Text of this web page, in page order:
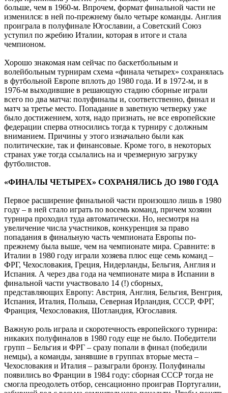
больше, чем в 1960-м. Впрочем, формат финальной части не
изменился: в ней по-прежнему было четыре команды. Англия
проиграла в полуфинале Югославии, а Советский Союз
уступил по жребию Италии, которая в итоге и стала
чемпионом.
Хорошо знакомая нам сейчас по баскетбольным и
волейбольным турнирам схема «финала четырех» сохранялась
в футбольной Европе вплоть до 1980 года. И в 1972-м, и в
1976-м выходившие в решающую стадию сборные играли
всего по два матча: полуфиналы и, соответственно, финал и
матч за третье место. Попадание в заветную четверку уже
было достижением, хотя, надо признать, не все европейские
федерации сперва относились тогда к турниру с должным
вниманием. Причины у этого изначально были как
политические, так и финансовые. Кроме того, в некоторых
странах уже тогда ссылались на и чрезмерную загрузку
футболистов.
«ФИНАЛЫ ЧЕТЫРЕХ» СОХРАНЯЛИСЬ ДО 1980 ГОДА
Первое расширение финальной части произошло лишь в 1980
году – в ней стало играть по восемь команд, причем хозяин
турнира проходил туда автоматически. Но, несмотря на
увеличение числа участников, конкуренция за право
попадания в финальную часть чемпионата Европы по-
прежнему была выше, чем на чемпионате мира. Сравните: в
Италии в 1980 году играли хозяева плюс еще семь команд –
ФРГ, Чехословакия, Греция, Нидерланды, Бельгия, Англия и
Испания. А через два года на чемпионате мира в Испании в
финальной части участвовало 14 (!) сборных,
представляющих Европу: Австрия, Англия, Бельгия, Венгрия,
Испания, Италия, Польша, Северная Ирландия, СССР, ФРГ,
Франция, Чехословакия, Шотландия, Югославия.
Важную роль играла и скоротечность европейского турнира:
никаких полуфиналов в 1980 году еще не было. Победители
групп – Бельгия и ФРГ – сразу попали в финал (победили
немцы), а команды, занявшие в группах вторые места –
Чехословакия и Италия – разыграли бронзу. Полуфиналы
появились во Франции в 1984 году: сборная СССР тогда не
смог­ла преодолеть отбор, сенсационно проиграв Португалии,